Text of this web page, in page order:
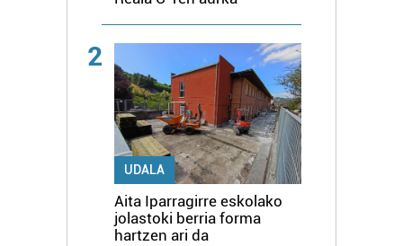
2
UDALA
Aita Iparragirre eskolako
jolastoki berria forma
hartzen ari da